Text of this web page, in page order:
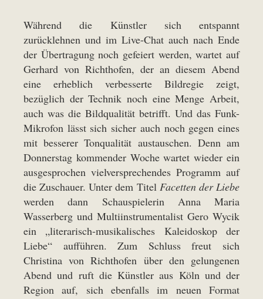
Während die Künstler sich entspannt
zurücklehnen und im Live-Chat auch nach Ende
der Übertragung noch gefeiert werden, wartet auf
Gerhard von Richthofen, der an diesem Abend
eine erheblich verbesserte Bildregie zeigt,
bezüglich der Technik noch eine Menge Arbeit,
auch was die Bildqualität betrifft. Und das Funk-
Mikrofon lässt sich sicher auch noch gegen eines
mit besserer Tonqualität austauschen. Denn am
Donnerstag kommender Woche wartet wieder ein
ausgesprochen vielversprechendes Programm auf
die Zuschauer. Unter dem Titel Facetten der Liebe
werden dann Schauspielerin Anna Maria
Wasserberg und Multiinstrumentalist Gero Wycik
ein „literarisch-musikalisches Kaleidoskop der
Liebe“ aufführen. Zum Schluss freut sich
Christina von Richthofen über den gelungenen
Abend und ruft die Künstler aus Köln und der
Region auf, sich ebenfalls im neuen Format